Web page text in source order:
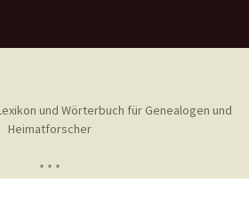
und Wörterbuch für Genealogen und
Heimatforscher
* * *